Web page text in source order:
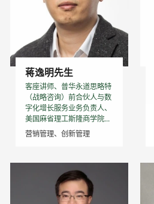
蒋逸明先生
客座讲师、普华永道思略特
（战略咨询）前合伙人与数
字化增长服务业务负责人、
美国麻省理工斯隆商学院...
营销管理、创新管理